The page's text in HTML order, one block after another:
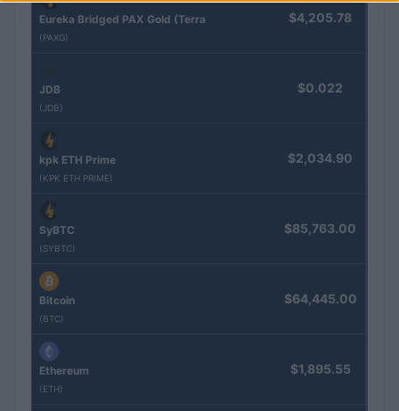
Eureka Bridged PAX Gold (Terra
(PAXG)
$4,205.78
JDB
(JDB)
$0.022
kpk ETH Prime
(KPK ETH PRIME)
$2,034.90
SyBTC
(SYBTC)
$85,763.00
Bitcoin
(BTC)
$64,445.00
Ethereum
(ETH)
$1,895.55